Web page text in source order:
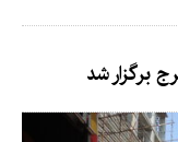
برگزار شد